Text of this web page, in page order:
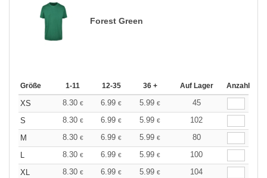
Forest Green
Größe 1-11 12-35 36 + Auf Lager Anzahl
XS 8.30 € 6.99 € 5.99 €
45
S
8.30 € 6.99 € 5.99 €
102
M
8.30 € 6.99 € 5.99 €
80
8.30 € 6.99 € 5.99 €
100
XL
8.30 € 6.99 € 5.99 €
104